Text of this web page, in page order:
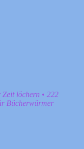
löchern • 222
Bücherwürmer